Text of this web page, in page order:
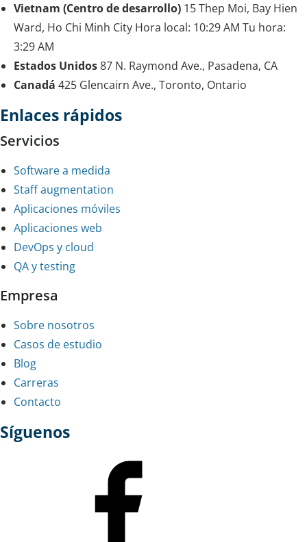
Vietnam (Centro de desarrollo) 15 Thep Moi, Bay Hien
Ward, Ho Chi Minh City Hora local: 10:29 AM Tu hora:
3:29 AM
Estados Unidos87 N. Raymond Ave., Pasadena, CA
Canadá 425 Glencairn Ave., Toronto, Ontario
Enlaces rápidos
Servicios
Software a medida
Staff augmentation
Aplicaciones móviles
Aplicaciones web
DevOps y cloud
QA y testing
Empresa
Sobre nosotros
Casos de estudio
Blog
Carreras
Contacto
Síguenos